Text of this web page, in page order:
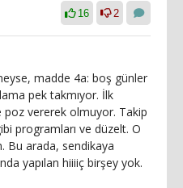
16 2
madde 4a: boş günler
pek takmıyor. İlk
poz vererek olmuyor. Takip
programları ve düzelt. O
Bu arada, sendikaya
yapılan hiiiiç birşey yok.